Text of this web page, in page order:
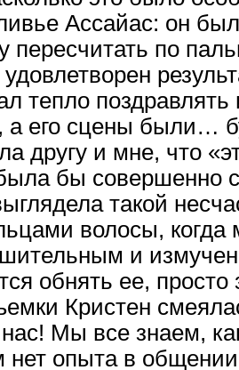
Ассайас: он
пересчитать по
тепло
а его сцены были…
другу и мне, что
бы совершенно
такой
волосы,
и
обнять ее,
Кристен
Мы все знаем,
опыта в